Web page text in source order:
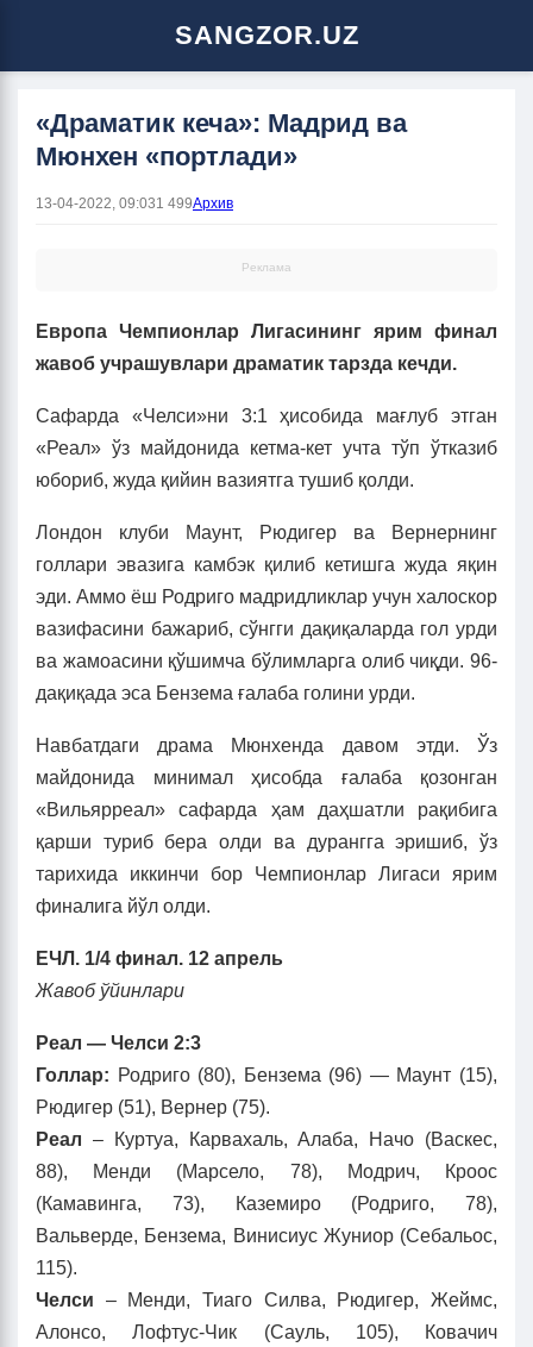
SANGZOR.UZ
«Драматик кеча»: Мадрид ва
Мюнхен «портлади»
13-04-2022, 09:031 499Архив
Реклама
Европа Чемпионлар Лигасининг ярим финал
жавоб учрашувлари драматик тарзда кечди.
Сафарда «Челси»ни 3:1 ҳисобида мағлуб этган
«Реал» ўз майдонида кетма-кет учта тўп ўтказиб
юбориб, жуда қийин вазиятга тушиб қолди.
Лондон клуби Маунт, Рюдигер ва Вернернинг
голлари эвазига камбэк қилиб кетишга жуда яқин
эди. Аммо ёш Родриго мадридликлар учун халоскор
вазифасини бажариб, сўнгги дақиқаларда гол урди
ва жамоасини қўшимча бўлимларга олиб чиқди. 96-
дақиқада эса Бензема ғалаба голини урди.
Навбатдаги драма Мюнхенда давом этди. Ўз
майдонида минимал ҳисобда ғалаба қозонган
«Вильярреал» сафарда ҳам даҳшатли рақибига
қарши туриб бера олди ва дурангга эришиб, ўз
тарихида иккинчи бор Чемпионлар Лигаси ярим
финалига йўл олди.
ЕЧЛ. 1/4 финал. 12 апрель
Жавоб ўйинлари
Реал — Челси 2:3
Голлар: Родриго (80), Бензема (96) — Маунт (15),
Рюдигер (51), Вернер (75).
Реал – Куртуа, Карвахаль, Алаба, Начо (Васкес,
88), Менди (Марсело, 78), Модрич, Кроос
(Камавинга, 73), Каземиро (Родриго, 78),
Вальверде, Бензема, Винисиус Жуниор (Себальос,
115).
Челси – Менди, Тиаго Силва, Рюдигер, Жеймс,
Алонсо, Лофтус-Чик (Сауль, 105), Ковачич